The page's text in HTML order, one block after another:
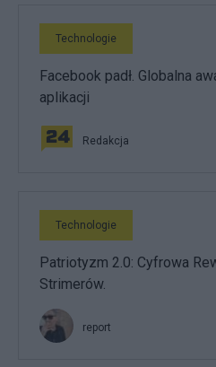
Technologie
Facebook padł. Globalna
aplikacji
Redakcja
Technologie
Patriotyzm 2.0: Cyfrowa
Strimerów.
report